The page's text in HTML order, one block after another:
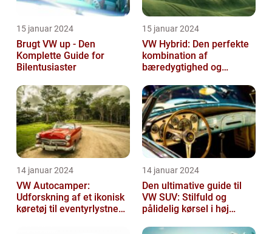
15 januar 2024
Brugt VW up - Den
Komplette Guide for
Bilentusiaster
15 januar 2024
VW Hybrid: Den perfekte
kombination af
bæredygtighed og
14 januar 2024
VW Autocamper:
Udforskning af et ikonisk
køretøj til eventyrlystne
14 januar 2024
Den ultimative guide til
VW SUV: Stilfuld og
pålidelig kørsel i høj